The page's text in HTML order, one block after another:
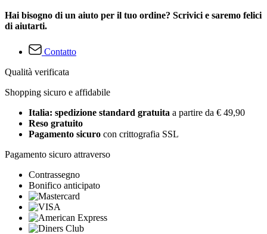
Hai bisogno di un aiuto per il tuo ordine? Scrivici e saremo felici
di aiutarti.
Contatto
Qualità verificata
Shopping sicuro e affidabile
Italia: spedizione standard gratuita a partire da € 49,90
Reso gratuito
Pagamento sicuro con crittografia SSL
Pagamento sicuro attraverso
Contrassegno
Bonifico anticipato